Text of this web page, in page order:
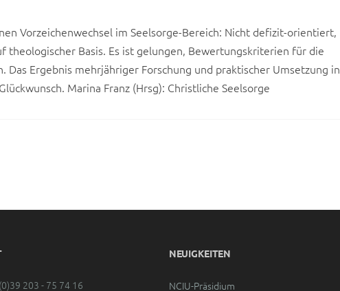
Vorzeichenwechsel im Seelsorge-Bereich: Nicht defizit-orientiert,
theologischer Basis. Es ist gelungen, Bewertungskriterien für die
Das Ergebnis mehrjähriger Forschung und praktischer Umsetzung in
Marina Franz (Hrsg): Christliche Seelsorge
203 - 75 74 16
NEUIGKEITEN
NCIU-Präsidium